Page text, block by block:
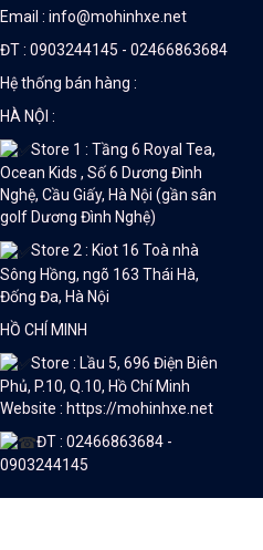
Email : info@mohinhxe.net
ĐT : 0903244145 - 02466863684
Hệ thống bán hàng :
HÀ NỘI :
Store 1 : Tầng 6 Royal Tea,
Ocean Kids , Số 6 Dương Đình
Nghệ, Cầu Giấy, Hà Nội (gần sân
golf Dương Đình Nghệ)
Store 2 : Kiot 16 Toà nhà
Sông Hồng, ngõ 163 Thái Hà,
Đống Đa, Hà Nội
HỒ CHÍ MINH
Store : Lầu 5, 696 Điện Biên
Phủ, P.10, Q.10, Hồ Chí Minh
Website : https://mohinhxe.net
ĐT : 02466863684 -
0903244145